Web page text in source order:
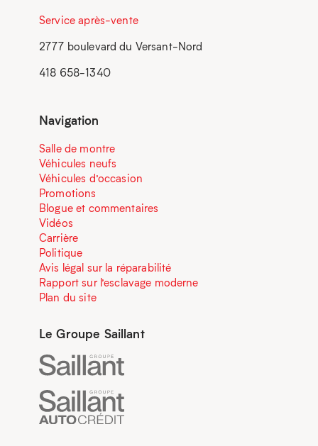
Service après-vente
2777 boulevard du Versant-Nord
418 658-1340
Navigation
Salle de montre
Véhicules neufs
Véhicules d’occasion
Promotions
Blogue et commentaires
Vidéos
Carrière
Politique
Avis légal sur la réparabilité
Rapport sur l’esclavage moderne
Plan du site
Le Groupe Saillant